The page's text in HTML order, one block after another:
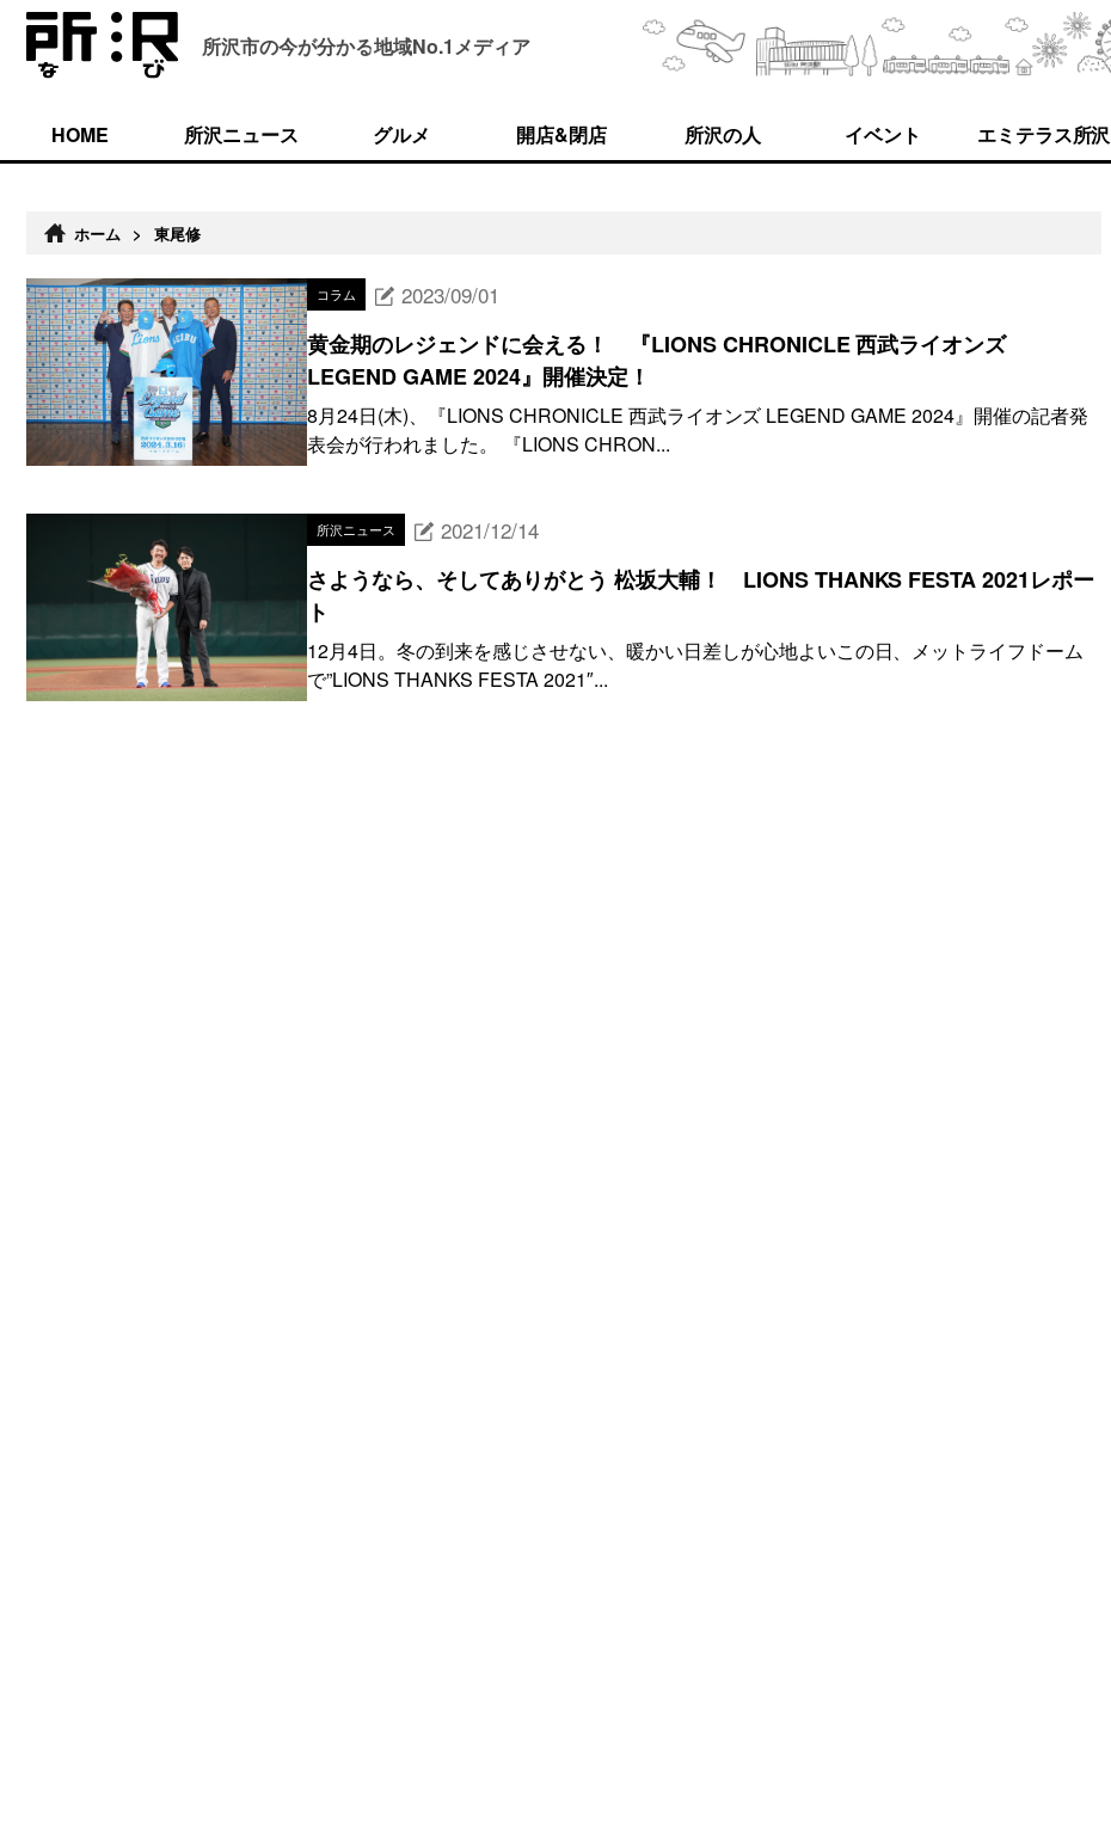
所沢市の今が分かる地域No.1メディア
HOME 所沢ニュース グルメ 開店&閉店 所沢の人 イベント エミテラス所沢
ホーム > 東尾修
コラム 2023/09/01
黄金期のレジェンドに会える！ 『LIONS CHRONICLE 西武ライオンズ
LEGEND GAME 2024』開催決定！
8月24日(木)、『LIONS CHRONICLE 西武ライオンズ LEGEND GAME 2024』開催の記者発
表会が行われました。 『LIONS CHRON...
所沢ニュース 2021/12/14
さようなら、そしてありがとう 松坂大輔！ LIONS THANKS FESTA 2021レポー
ト
12月4日。冬の到来を感じさせない、暖かい日差しが心地よいこの日、メットライフドーム
で”LIONS THANKS FESTA 2021″...